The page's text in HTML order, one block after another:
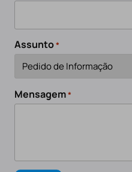
Assunto*
Mensagem*